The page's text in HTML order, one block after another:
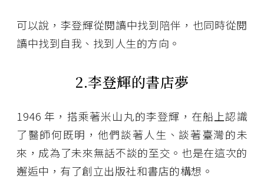
可以說，李登輝從閱讀中找到陪伴，也同時從閱
讀中找到自我、找到人生的方向。
2.李登輝的書店夢
1946 年，搭乘著米山丸的李登輝，在船上認識
了醫師何既明，他們談著人生、談著臺灣的未
來，成為了未來無話不談的至交。也是在這次的
邂逅中，有了創立出版社和書店的構想。